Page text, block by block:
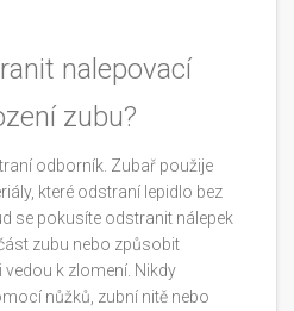
nalepovací
zubu?
odborník. Zubař použije
které odstraní lepidlo bez
se pokusíte odstranit nálepek
zubu nebo způsobit
k zlomení. Nikdy
nůžků, zubní nitě nebo